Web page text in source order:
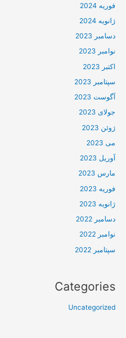
فوریه 2024
ژانویه 2024
دسامبر 2023
نوامبر 2023
اکتبر 2023
سپتامبر 2023
آگوست 2023
جولای 2023
ژوئن 2023
می 2023
آوریل 2023
مارس 2023
فوریه 2023
ژانویه 2023
دسامبر 2022
نوامبر 2022
سپتامبر 2022
Categories
Uncategorized